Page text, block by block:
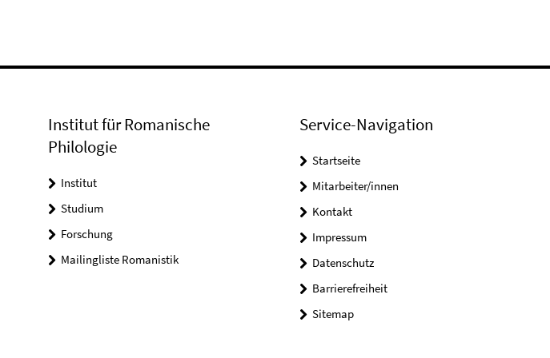
Institut für Romanische
Philologie
Institut
Studium
Forschung
Mailingliste Romanistik
Service-Navigation
Startseite
Mitarbeiter/innen
Kontakt
Impressum
Datenschutz
Barrierefreiheit
Sitemap